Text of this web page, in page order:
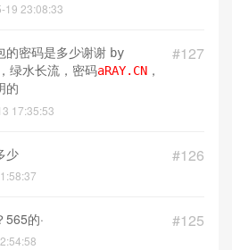
19 23:08:33
#127
的密码是多少谢谢 by
绿水长流，密码aRAY.CN ，
的
17:35:53
#126
少
#125
565的·